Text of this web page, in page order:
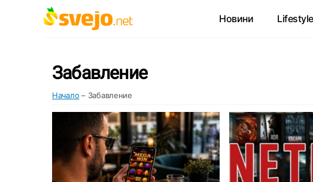
Новини Lifestyle
Забавление
Начало – Забавление